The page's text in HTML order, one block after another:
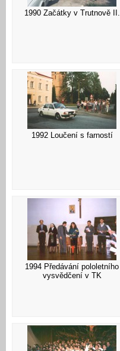
1990 Začátky v Trutnově II.
1992 Loučení s farností
1994 Předávání pololetního
vysvědčení v TK